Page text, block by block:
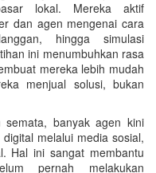
lokal. Mereka aktif
dan agen mengenai cara
hingga simulasi
ini menumbuhkan rasa
mereka lebih mudah
menjual solusi, bukan
semata, banyak agen kini
melalui media sosial,
Hal ini sangat membantu
pernah melakukan